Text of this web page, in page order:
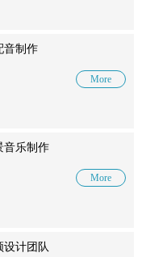
音制作
More
音乐制作
More
设计团队